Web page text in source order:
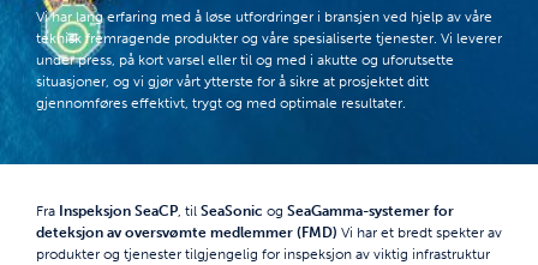
Vi har lang erfaring med å løse utfordringer i bransjen ved hjelp av våre
teknisk fremragende produkter og våre spesialiserte tjenester. Vi leverer
under press, på kort varsel eller til og med i akutte og uforutsette
situasjoner, og vi gjør vårt ytterste for å sikre at prosjektet ditt
gjennomføres effektivt, trygt og med optimale resultater.
Fra Inspeksjon SeaCP , til SeaSonic og SeaGamma-systemer for
deteksjon av oversvømte medlemmer (FMD) Vi har et bredt spekter av
produkter og tjenester tilgjengelig for inspeksjon av viktig infrastruktur